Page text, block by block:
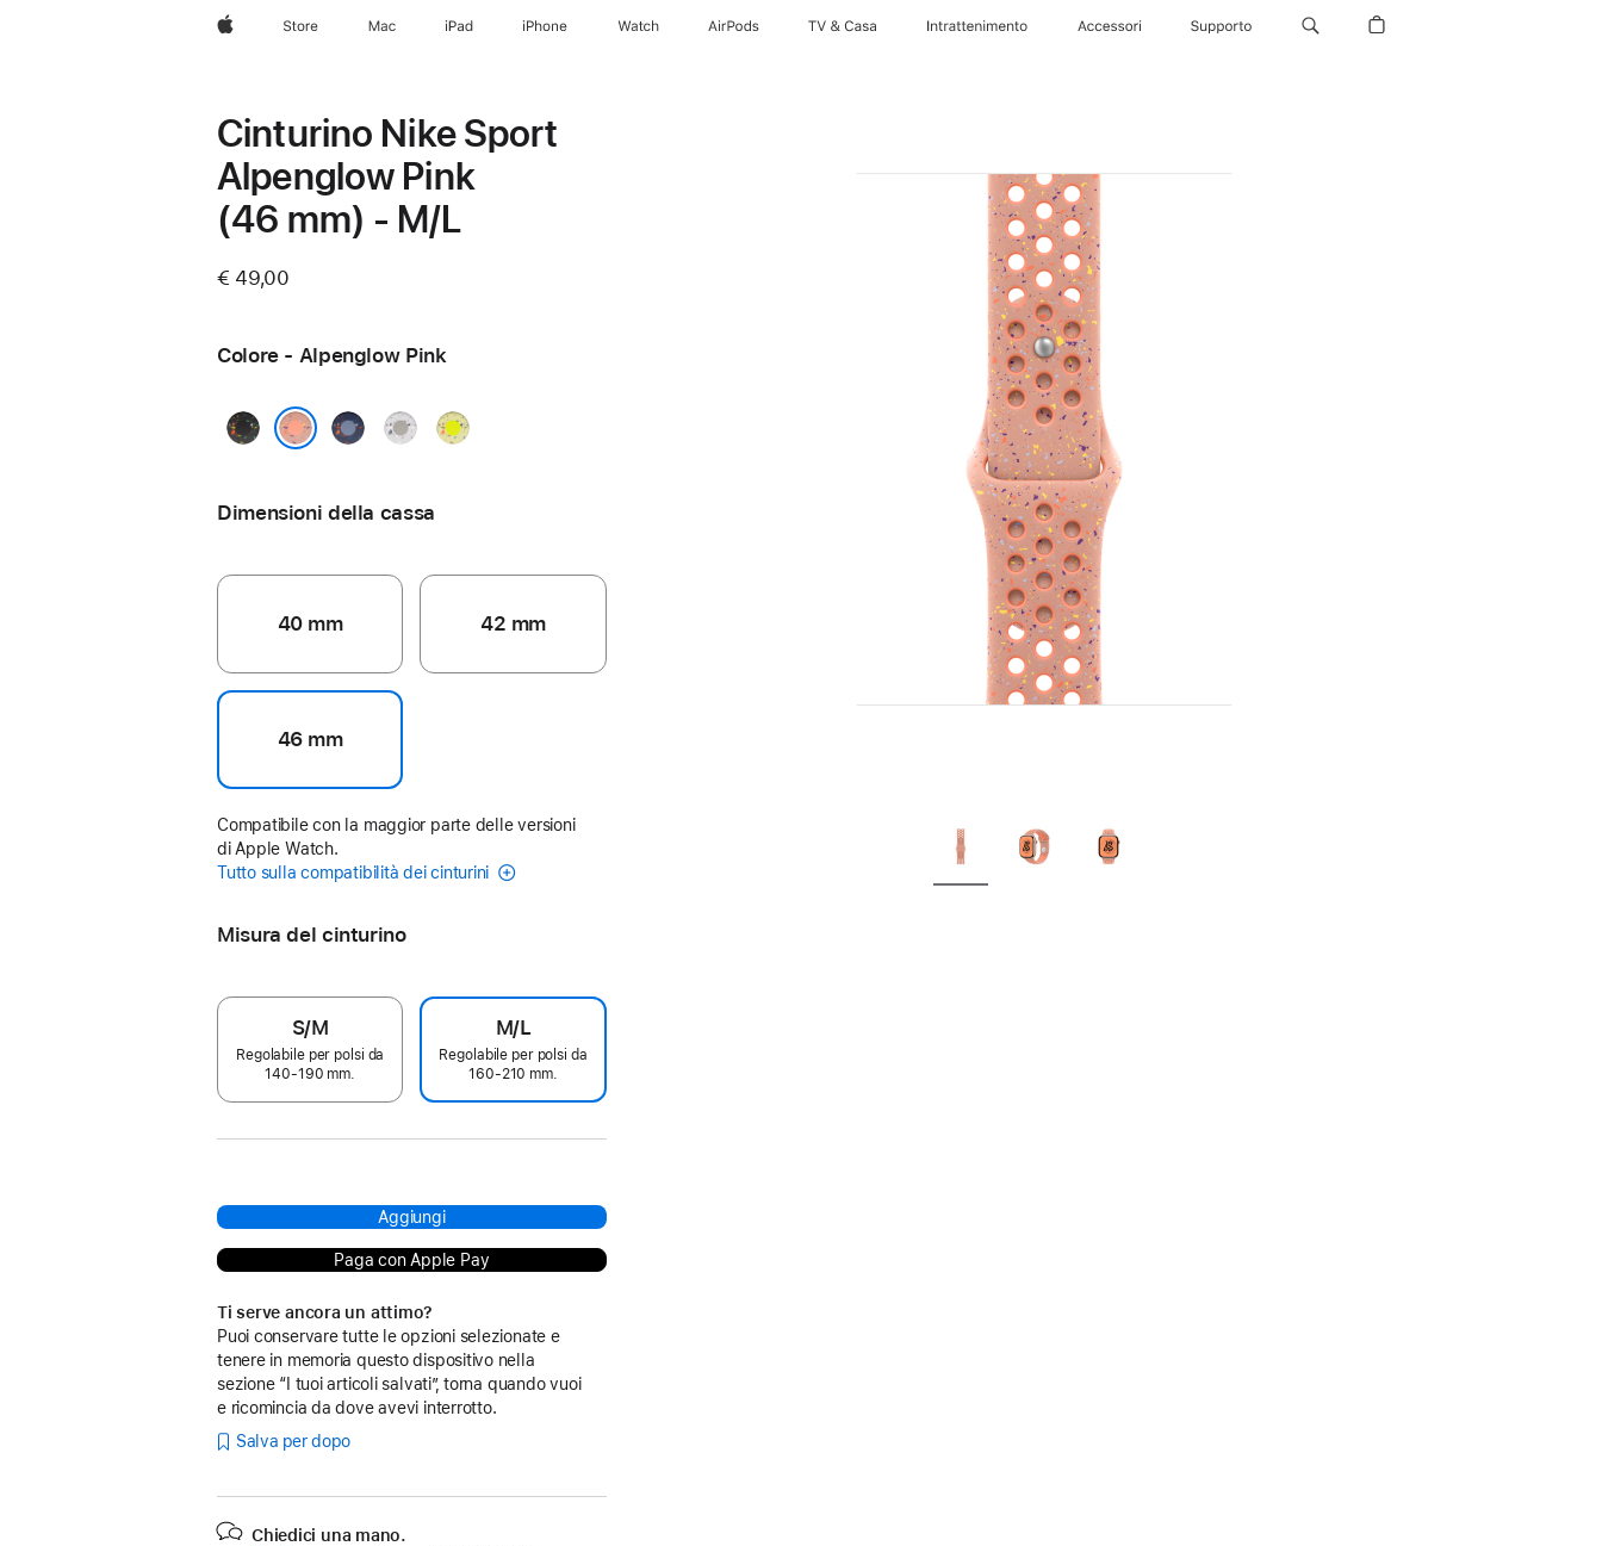
AppleStore Mac iPad iPhone Watch AirPods TV & Casa Intrattenimento Accessori Supporto
Cinturino Nike Sport
Alpenglow Pink
(46 mm) - M/L
€ 49,00
Colore - Alpenglow Pink
Midnight
Blue
VeiledVolt
Dimensioni della cassa
40 mm 42 mm
46 mm
Compatibile con la maggior parte delle versioni
di Apple Watch.
Tutto sulla compatibilità dei cinturini
Misura del cinturino
S/M
Regolabile per polsi da
140‑190 mm.
M/L
Regolabile per polsi da
160‑210 mm.
Aggiungi
Paga con Apple Pay
Ti serve ancora un attimo?
Puoi conservare tutte le opzioni selezionate e
tenere in memoria questo dispositivo nella
sezione “I tuoi articoli salvati”, torna quando vuoi
e ricomincia da dove avevi interrotto.
Salva per dopo
Chiedici una mano.